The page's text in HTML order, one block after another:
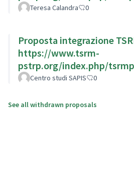
Teresa Calandra 0
Proposta integrazione
https://www.tsrm-
pstrp.org/index.php/
Centro studi SAPIS 0
See all withdrawn proposals